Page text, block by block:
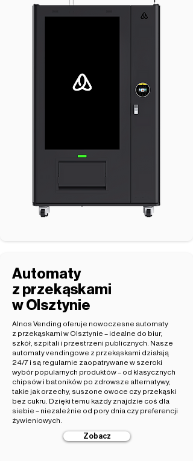
Automaty
z przekąskami
w Olsztynie
Alnos Vending oferuje nowoczesne automaty
z przekąskami w Olsztynie – idealne do biur,
szkół, szpitali i przestrzeni publicznych. Nasze
automaty vendingowe z przekąskami działają
24/7 i są regularnie zaopatrywane w szeroki
wybór popularnych produktów – od klasycznych
chipsów i batoników po zdrowsze alternatywy,
takie jak orzechy, suszone owoce czy przekąski
bez cukru. Dzięki temu każdy znajdzie coś dla
siebie – niezależnie od pory dnia czy preferencji
żywieniowych.
Zobacz